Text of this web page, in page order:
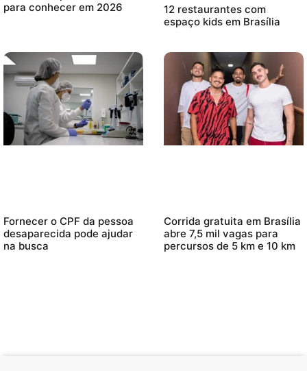
para conhecer em 2026
12 restaurantes com
espaço kids em Brasília
Fornecer o CPF da pessoa
desaparecida pode ajudar
na busca
Corrida gratuita em Brasília
abre 7,5 mil vagas para
percursos de 5 km e 10 km